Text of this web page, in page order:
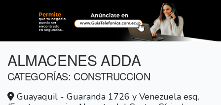
ALMACENES ADDA
CATEGORÍAS: CONSTRUCCION
Guayaquil - Guaranda 1726 y Venezuela esq.